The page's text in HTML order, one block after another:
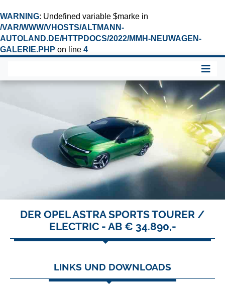
WARNING: Undefined variable $marke in
/VAR/WWW/VHOSTS/ALTMANN-
AUTOLAND.DE/HTTPDOCS/2022/MMH-NEUWAGEN-
GALERIE.PHP on line 4
DER OPEL ASTRA SPORTS TOURER /
ELECTRIC - AB € 34.890,-
LINKS UND DOWNLOADS